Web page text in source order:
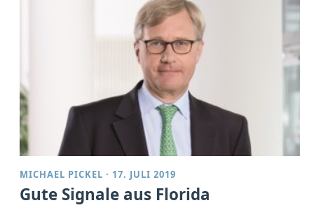
MICHAEL PICKEL · 17. JULI 2019
Gute Signale aus Florida